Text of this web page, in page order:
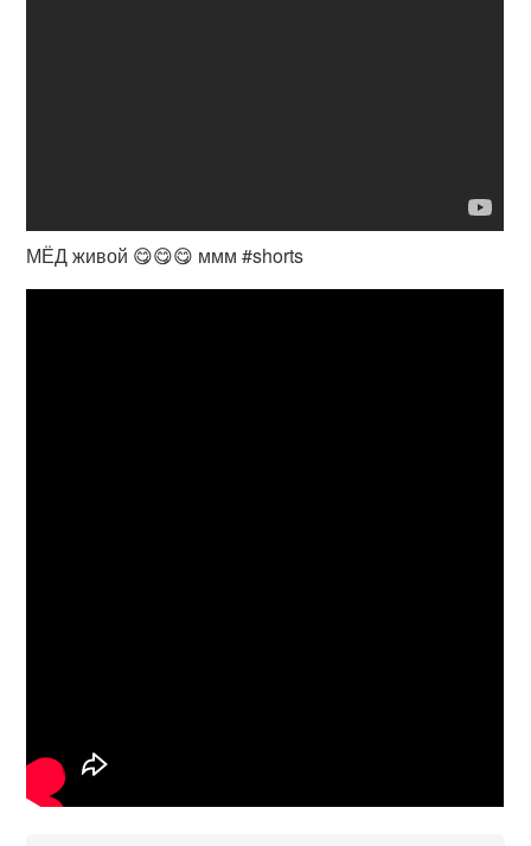
МЁД живой 😋😋😋 ммм #shorts